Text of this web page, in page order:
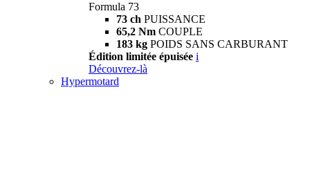
Formula 73
73 ch PUISSANCE
65,2 Nm COUPLE
183 kg POIDS SANS CARBURANT
Édition limitée épuisée i
Découvrez-là
Hypermotard